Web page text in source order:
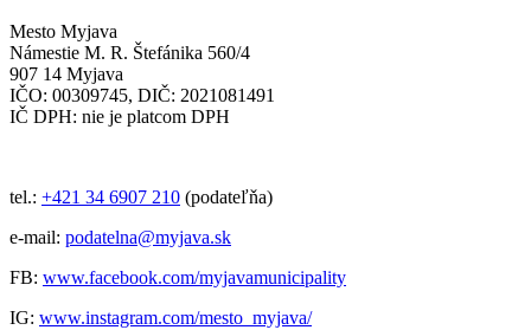
Mesto Myjava
Námestie M. R. Štefánika 560/4
907 14 Myjava
IČO: 00309745, DIČ: 2021081491
IČ DPH: nie je platcom DPH
tel.: +421 34 6907 210 (podateľňa)
e-mail: podatelna@myjava.sk
FB: www.facebook.com/myjavamunicipality
IG: www.instagram.com/mesto_myjava/